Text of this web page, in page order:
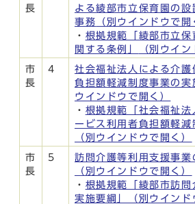
長
よる綾部市立保育園の設
事務 （別ウインドウで開
・ 根拠規範「綾部市立保
関する条例」
（別ウイン
市
長
4
社会福祉法人による介護
負担額軽減制度事業の実
ウインドウで開く）
・ 根拠規範「社会福祉法
ービス利用者負担額軽減
（別ウインドウで開く）
市
長
5
訪問介護等利用支援事業
（別ウインドウで開く）
・ 根拠規範「綾部市訪
実施要綱」
（別ウインド